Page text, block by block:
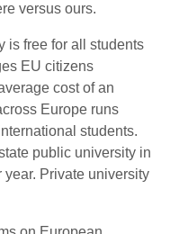
versus ours.
is free for all students
EU citizens
cost of an
Europe runs
students.
public university in
Private university